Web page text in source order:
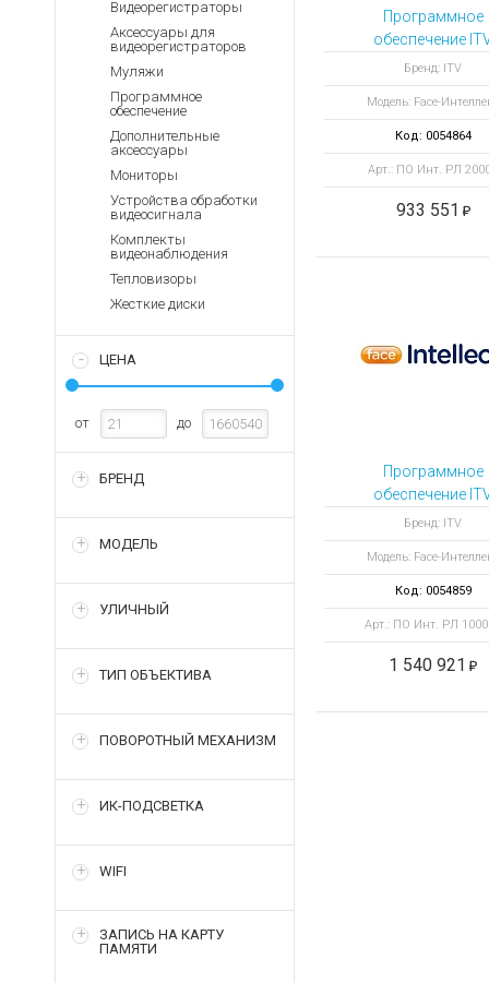
Запасные
оплаты
Зарядные устройства
Архивные товары
Видеорегистраторы
Аксессуары для
видеорегистраторов
Муляжи
Программное
обеспечение
Дополнительные
аксессуары
Мониторы
Устройства обработки
видеосигнала
Комплекты
видеонаблюдения
Тепловизоры
Жесткие диски
ЦЕНА
от до
БРЕНД
МОДЕЛЬ
УЛИЧНЫЙ
ТИП ОБЪЕКТИВА
ПОВОРОТНЫЙ МЕХАНИЗМ
ИК-ПОДСВЕТКА
WIFI
ЗАПИСЬ НА КАРТУ
ПАМЯТИ
Программное
обеспечение
Интеллект.
Распознавание
20000 лиц
Бренд: ITV
Модель: Face-
Код: 0054864
Арт.: ПО Инт. РЛ
933 551
Программное
обеспечение
Интеллект.
Распознавание
100000 лиц
Бренд: ITV
Модель: Face-
Код: 0054859
Арт.: ПО Инт. РЛ
1 540 921